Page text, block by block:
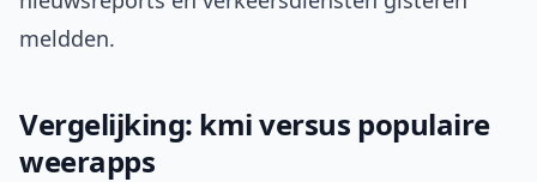
meldden.
Vergelijking: kmi versus populaire
weerapps